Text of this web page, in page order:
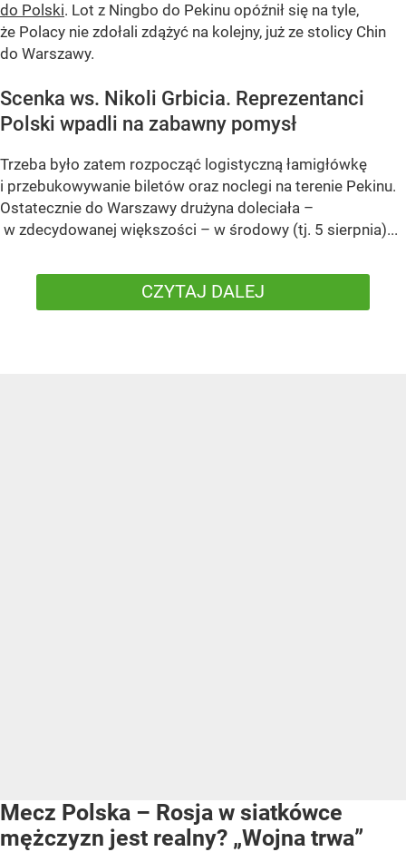
do Polski. Lot z Ningbo do Pekinu opóźnił się na tyle,
że Polacy nie zdołali zdążyć na kolejny, już ze stolicy Chin
do Warszawy.
Scenka ws. Nikoli Grbicia. Reprezentanci
Polski wpadli na zabawny pomysł
Trzeba było zatem rozpocząć logistyczną łamigłówkę
i przebukowywanie biletów oraz noclegi na terenie Pekinu.
Ostatecznie do Warszawy drużyna doleciała –
w zdecydowanej większości – w środowy (tj. 5 sierpnia)...
CZYTAJ DALEJ
Mecz Polska – Rosja w siatkówce
mężczyzn jest realny? „Wojna trwa”